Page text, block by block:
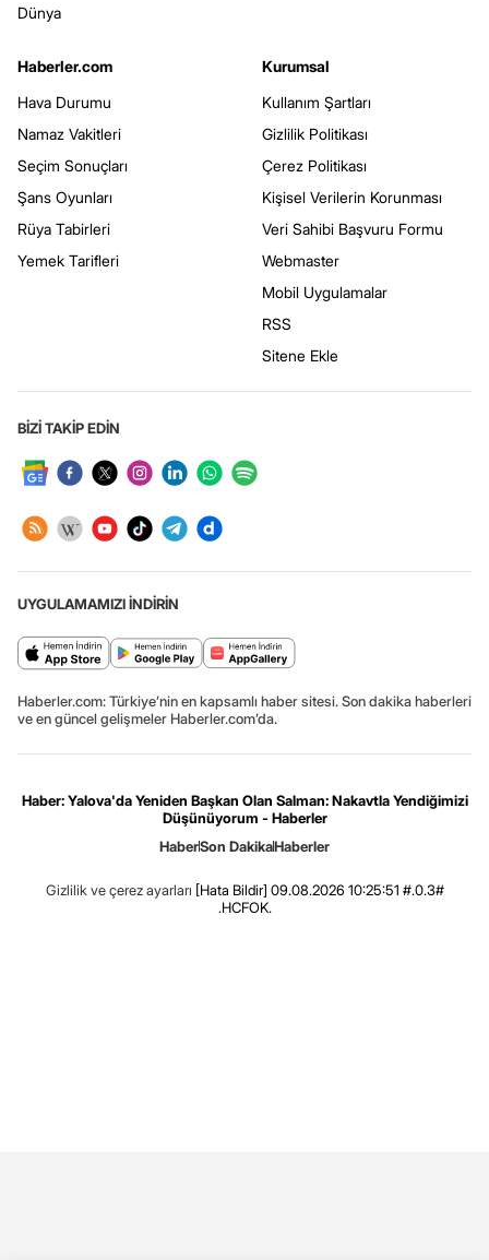
Dünya
Haberler.com
Hava Durumu
Namaz Vakitleri
Seçim Sonuçları
Şans Oyunları
Rüya Tabirleri
Yemek Tarifleri
Kurumsal
Kullanım Şartları
Gizlilik Politikası
Çerez Politikası
Kişisel Verilerin Korunması
Veri Sahibi Başvuru Formu
Webmaster
Mobil Uygulamalar
RSS
Sitene Ekle
BİZİ TAKİP EDİN
UYGULAMAMIZI İNDİRİN
Haberler.com: Türkiye’nin en kapsamlı haber sitesi. Son dakika haberleri
ve en güncel gelişmeler Haberler.com’da.
Haber: Yalova'da Yeniden Başkan Olan Salman: Nakavtla Yendiğimizi
Düşünüyorum - Haberler
HaberSon DakikaHaberler
Gizlilik ve çerez ayarları [Hata Bildir] 09.08.2026 10:25:51 #.0.3#
.HCFOK.